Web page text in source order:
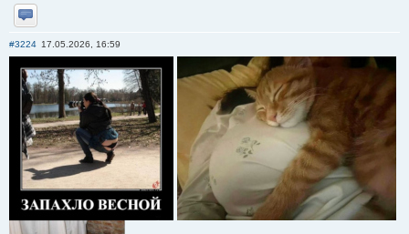
Отправить личное сообщение
#3224 17.05.2026, 16:59